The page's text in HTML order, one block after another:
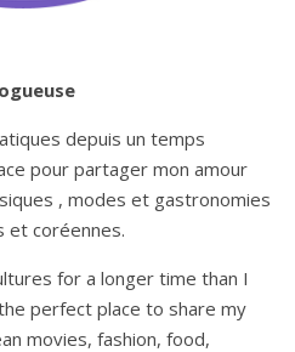
depuis un temps
pour partager mon amour
, modes et gastronomies
et coréennes.
for a longer time than I
perfect place to share my
movies, fashion, food,